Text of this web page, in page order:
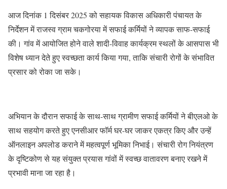
आज दिनांक 1 दिसंबर 2025 को सहायक विकास अधिकारी पंचायत के
निर्देशन में राजस्व ग्राम चकगोरया में सफाई कर्मियों ने व्यापक साफ-सफाई
की। गांव में आयोजित होने वाले शादी-विवाह कार्यक्रम स्थलों के आसपास भी
विशेष ध्यान देते हुए स्वच्छता कार्य किया गया, ताकि संचारी रोगों के संभावित
प्रसार को रोका जा सके।
अभियान के दौरान सफाई के साथ-साथ ग्रामीण सफाई कर्मियों ने बीएलओ के
साथ सहयोग करते हुए एनसीआर फॉर्म घर-घर जाकर एकत्र किए और उन्हें
ऑनलाइन अपलोड कराने में महत्वपूर्ण भूमिका निभाई। संचारी रोग नियंत्रण
के दृष्टिकोण से यह संयुक्त प्रयास गांवों में स्वच्छ वातावरण बनाए रखने में
प्रभावी माना जा रहा है।